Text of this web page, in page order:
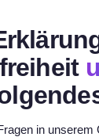
in unserem